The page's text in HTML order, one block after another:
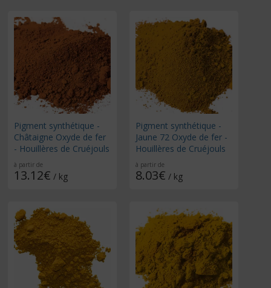
Pigment synthétique -
Châtaigne Oxyde de fer
- Houillères de Cruéjouls
à partir de
13.12€ / kg
Pigment synthétique -
Jaune 72 Oxyde de fer -
Houillères de Cruéjouls
à partir de
8.03€ / kg